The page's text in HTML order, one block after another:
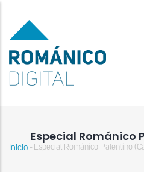
contenido
principal
Especial Románico
Sobrescribir
Inicio - Especial Románico Palentino